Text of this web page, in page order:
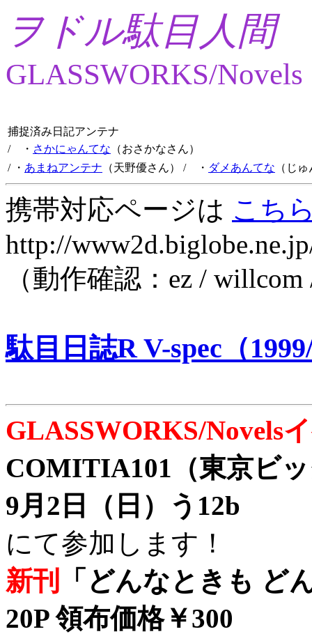
ヲドル駄目人間
GLASSWORKS/Novels
捕捉済み日記アンテナ
/ ・ さかにゃんてな （おさかなさん）
/ ・ あまねアンテナ （天野優さん） / ・ ダメあんてな （じ
携帯対応ページは こち
http://
（動作確認：ez /
駄目日誌R V-spec（
GLASSWORKS/Novels
COMITIA101（東京ビ
9月2日（日）う12b
にて参加します！
新刊
「どんなときも ど
20P 領布価格￥300